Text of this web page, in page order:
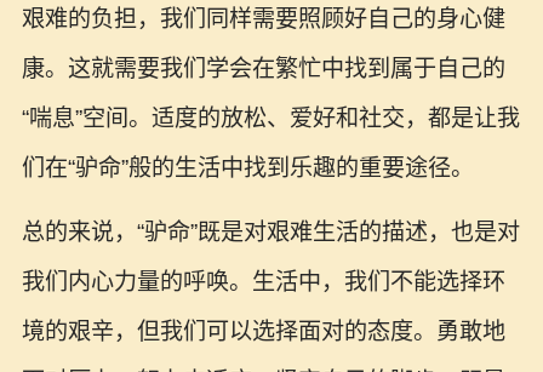
艰难的负担，我们同样需要照顾好自己的身心健
康。这就需要我们学会在繁忙中找到属于自己的
“喘息”空间。适度的放松、爱好和社交，都是让我
们在“驴命”般的生活中找到乐趣的重要途径。
总的来说，“驴命”既是对艰难生活的描述，也是对
我们内心力量的呼唤。生活中，我们不能选择环
境的艰辛，但我们可以选择面对的态度。勇敢地